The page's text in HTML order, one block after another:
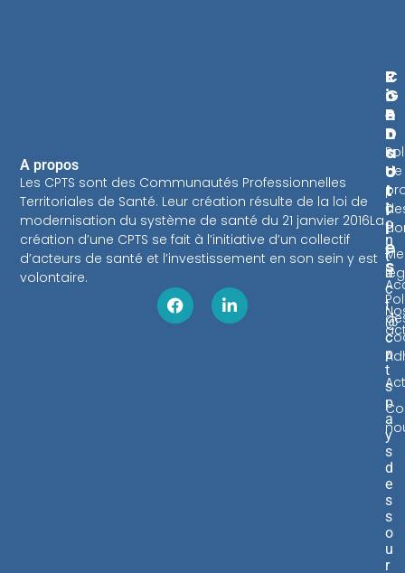
A propos
Les CPTS sont des Communautés Professionnelles
Territoriales de Santé. Leur création résulte de la loi de
modernisation du système de santé du 21 janvier 2016La
création d’une CPTS se fait à l’initiative d’un collectif
d’acteurs de santé et l’investissement en son sein y est
volontaire.
L
I
E
N
S
U
T
I
L
E
S
R
G
P
D
de
C
O
N
T
A
C
T
c
o
n
t
a
c
t
@
c
p
t
s
p
a
y
s
d
e
s
s
o
u
r